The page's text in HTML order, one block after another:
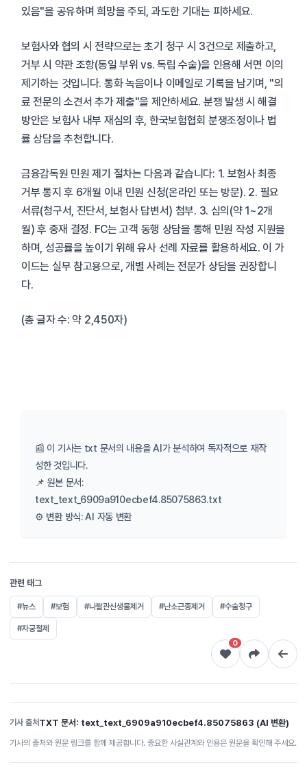
있음"을 공유하며 희망을 주되, 과도한 기대는 피하세요.
보험사와 협의 시 전략으로는 초기 청구 시 3건으로 제출하고,
거부 시 약관 조항(동일 부위 vs. 독립 수술)을 인용해 서면 이의
제기하는 것입니다. 통화 녹음이나 이메일로 기록을 남기며, "의
료 전문의 소견서 추가 제출"을 제안하세요. 분쟁 발생 시 해결
방안은 보험사 내부 재심의 후, 한국보험협회 분쟁조정이나 법
률 상담을 추천합니다.
금융감독원 민원 제기 절차는 다음과 같습니다: 1. 보험사 최종
거부 통지 후 6개월 이내 민원 신청(온라인 또는 방문). 2. 필요
서류(청구서, 진단서, 보험사 답변서) 첨부. 3. 심의(약 1~2개
월) 후 중재 결정. FC는 고객 동행 상담을 통해 민원 작성 지원을
하며, 성공률을 높이기 위해 유사 선례 자료를 활용하세요. 이 가
이드는 실무 참고용으로, 개별 사례는 전문가 상담을 권장합니
다.
(총 글자 수: 약 2,450자)
📰 이 기사는 txt 문서의 내용을 AI가 분석하여 독자적으로 재작
성한 것입니다.
📌 원본 문서:
text_text_6909a910ecbef4.85075863.txt
⚙️ 변환 방식: AI 자동 변환
관련 태그
#뉴스 #보험 #나팔관신생물제거 #난소근종제거 #수술청구
#자궁절제
0
기사 출처 TXT 문서: text_text_6909a910ecbef4.85075863 (AI 변환)
기사의 출처와 원문 링크를 함께 제공합니다. 중요한 사실관계와 인용은 원문을 확인해 주세요.